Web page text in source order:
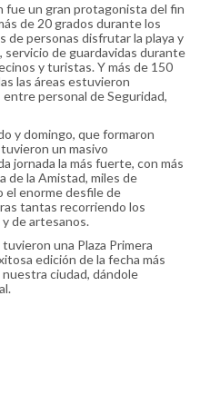
fue un gran protagonista del fin
de 20 grados durante los
de personas disfrutar la playa y
servicio de guardavidas durante
y turistas. Y más de 150
las áreas estuvieron
personal de Seguridad,
y domingo, que formaron
un masivo
jornada la más fuerte, con más
de la Amistad, miles de
el enorme desfile de
tantas recorriendo los
de artesanos.
una Plaza Primera
edición de la fecha más
ciudad, dándole